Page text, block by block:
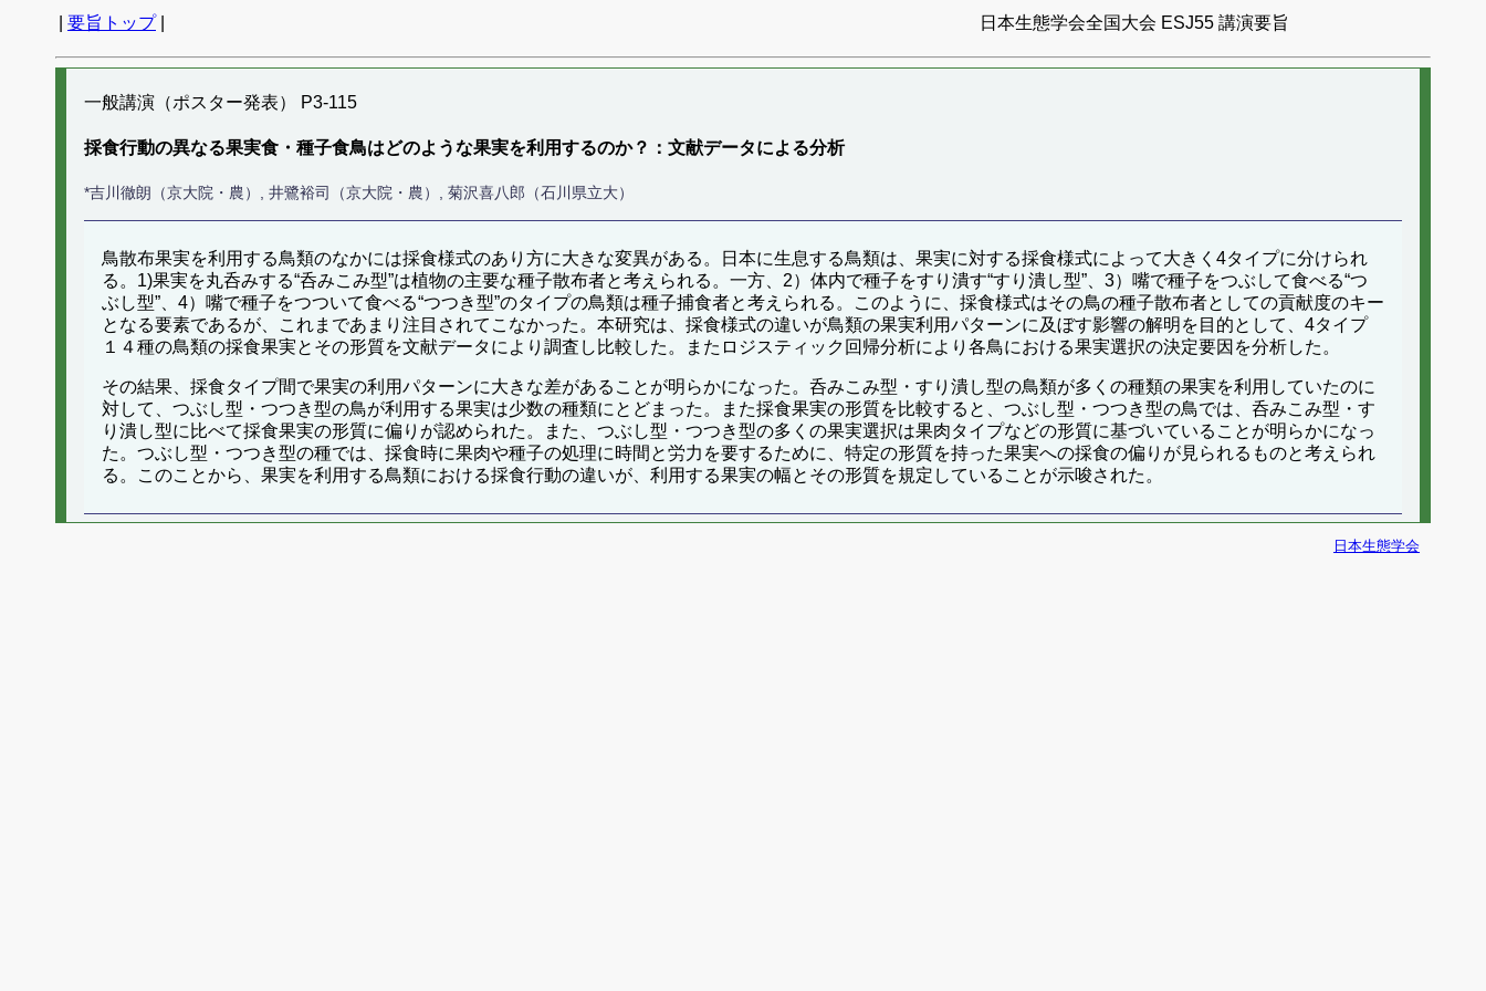
要旨トップ| 日本生態学会全国大会 ESJ55 講演要旨
一般講演（ポスター発表） P3-115
採食行動の異なる果実食・種子食鳥はどのような果実を利用するのか？：文献データによる分析
*吉川徹朗（京大院・農）, 井鷺裕司（京大院・農）, 菊沢喜八郎（石川県立大）
鳥散布果実を利用する鳥類のなかには採食様式のあり方に大きな変異がある。日本に生息する鳥類は、果実に対する採食様式によって大きく4タイプに分けられ
る。1)果実を丸呑みする“呑みこみ型”は植物の主要な種子散布者と考えられる。一方、2）体内で種子をすり潰す“すり潰し型”、3）嘴で種子をつぶして食べる“つ
ぶし型”、4）嘴で種子をつついて食べる“つつき型”のタイプの鳥類は種子捕食者と考えられる。このように、採食様式はその鳥の種子散布者としての貢献度のキー
となる要素であるが、これまであまり注目されてこなかった。本研究は、採食様式の違いが鳥類の果実利用パターンに及ぼす影響の解明を目的として、4タイプ
１４種の鳥類の採食果実とその形質を文献データにより調査し比較した。またロジスティック回帰分析により各鳥における果実選択の決定要因を分析した。
その結果、採食タイプ間で果実の利用パターンに大きな差があることが明らかになった。呑みこみ型・すり潰し型の鳥類が多くの種類の果実を利用していたのに
対して、つぶし型・つつき型の鳥が利用する果実は少数の種類にとどまった。また採食果実の形質を比較すると、つぶし型・つつき型の鳥では、呑みこみ型・す
り潰し型に比べて採食果実の形質に偏りが認められた。また、つぶし型・つつき型の多くの果実選択は果肉タイプなどの形質に基づいていることが明らかになっ
た。つぶし型・つつき型の種では、採食時に果肉や種子の処理に時間と労力を要するために、特定の形質を持った果実への採食の偏りが見られるものと考えられ
る。このことから、果実を利用する鳥類における採食行動の違いが、利用する果実の幅とその形質を規定していることが示唆された。
日本生態学会